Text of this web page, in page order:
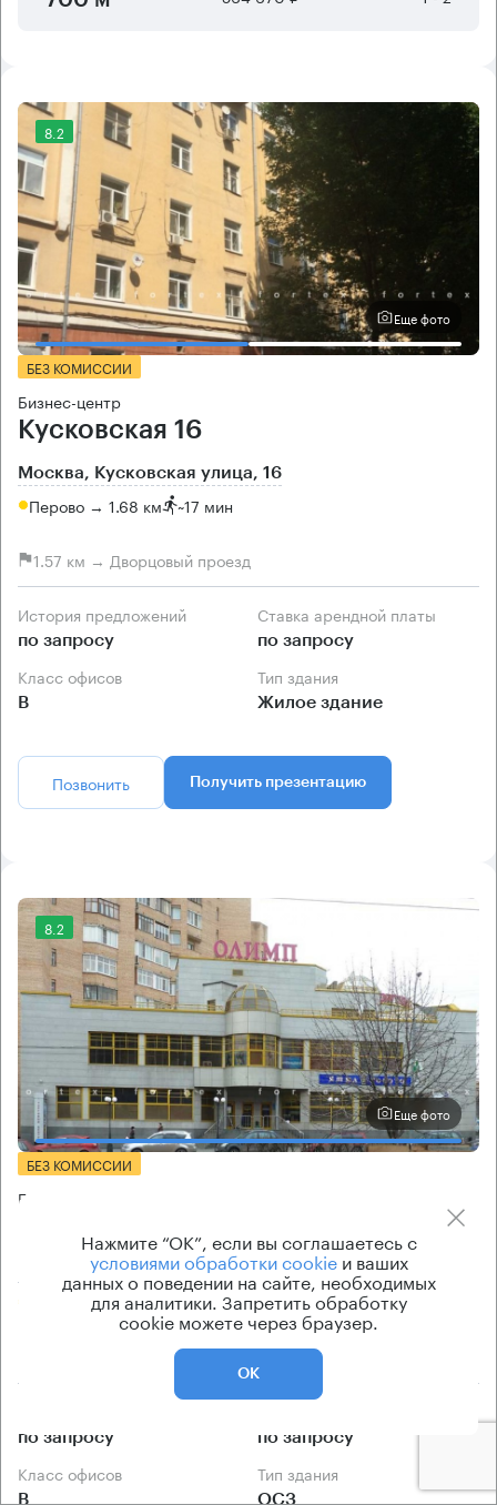
8.2
Еще фото
БЕЗ КОМИССИИ
Бизнес-центр
Кусковская 16
Москва, Кусковская улица, 16
Перово → 1.68 км ~17 мин
1.57 км → Дворцовый проезд
История предложений
по запросу
Ставка арендной платы
по запросу
Класс офисов
B
Тип здания
Жилое здание
Позвонить Получить презентацию
8.2
Еще фото
БЕЗ КОМИССИИ
Бизнес-центр
Москва, Свободный проспект, 20
Новогиреево → 150 м ~ 1 мин
1.58 км → Дворцовый проезд
по запросу по запросу
Класс офисов
B
Тип здания
ОСЗ
Нажмите “ОК”, если вы соглашаетесь с
условиями обработки cookieи ваших
данных о поведении на сайте, необходимых
для аналитики. Запретить обработку
cookie можете через браузер.
ОК